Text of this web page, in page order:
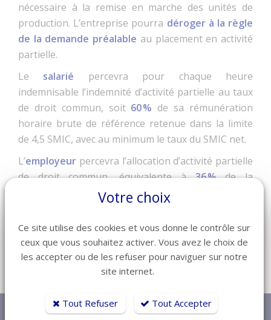
nécessaire à la remise en marche des unités de
production. L’entreprise pourra déroger à la règle
de la demande préalable au placement en activité
partielle.
Le salarié percevra pour chaque heure
indemnisable l’indemnité d’activité partielle au taux
de droit commun, soit 60 % de sa rémunération
horaire brute de référence retenue dans la limite
de 4,5 SMIC, avec au minimum le taux du SMIC net.
L’employeur percevra l’allocation d’activité partielle
de droit commun, équivalente à36 %de la
rémunération horaire brute de référence du salarié
de 7,88 € (valeur au 13.12.2022, hors Mayotte et cas
particuliers).
Votre choix
Ce site utilise des cookies et vous donne le contrôle sur
ceux que vous souhaitez activer. Vous avez le choix de
les accepter ou de les refuser pour naviguer sur notre
site internet.
Tout Refuser Tout Accepter